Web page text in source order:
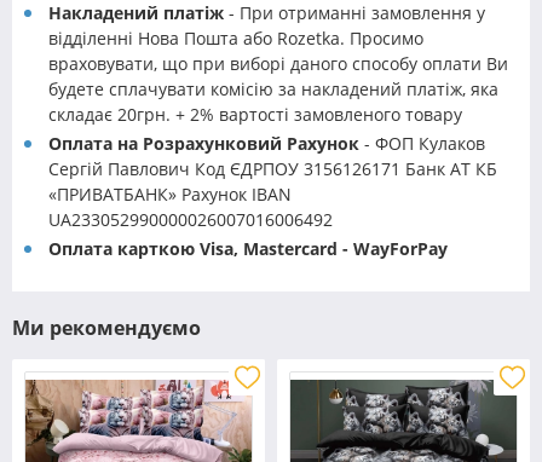
Накладений платіж - При отриманні замовлення у
відділенні Нова Пошта або Rozetka. Просимо
враховувати, що при виборі даного способу оплати Ви
будете сплачувати комісію за накладений платіж, яка
складає 20грн. + 2% вартості замовленого товару
Оплата на Розрахунковий Рахунок - ФОП Кулаков
Сергій Павлович Код ЄДРПОУ 3156126171 Банк АТ КБ
«ПРИВАТБАНК» Рахунок IBAN
UA233052990000026007016006492
Оплата карткою Visa, Mastercard - WayForPay
Ми рекомендуємо